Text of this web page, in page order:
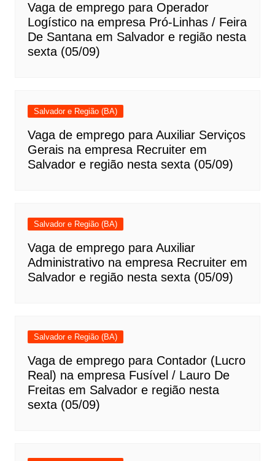
Vaga de emprego para Operador
Logístico na empresa Pró-Linhas / Feira
De Santana em Salvador e região nesta
sexta (05/09)
Salvador e Região (BA)
Vaga de emprego para Auxiliar Serviços
Gerais na empresa Recruiter em
Salvador e região nesta sexta (05/09)
Salvador e Região (BA)
Vaga de emprego para Auxiliar
Administrativo na empresa Recruiter em
Salvador e região nesta sexta (05/09)
Salvador e Região (BA)
Vaga de emprego para Contador (Lucro
Real) na empresa Fusível / Lauro De
Freitas em Salvador e região nesta
sexta (05/09)